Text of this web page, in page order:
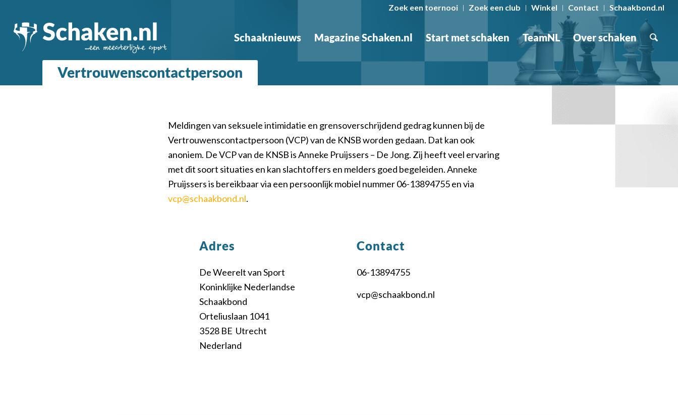
Zoek een toernooi Zoek een club Winkel Contact Schaakbond.nl
Schaaknieuws Magazine Schaken.nl Start met schaken TeamNL Over schaken
Vertrouwenscontactpersoon
Meldingen van seksuele intimidatie en grensoverschrijdend gedrag kunnen bij de
Vertrouwenscontactpersoon (VCP) van de KNSB worden gedaan. Dat kan ook
anoniem. De VCP van de KNSB is Anneke Pruijssers – De Jong. Zij heeft veel ervaring
met dit soort situaties en kan slachtoffers en melders goed begeleiden. Anneke
Pruijssers is bereikbaar via een persoonlijk mobiel nummer 06-13894755 en via
vcp@schaakbond.nl.
Adres
De Weerelt van Sport
Koninklijke Nederlandse
Schaakbond
Orteliuslaan 1041
3528 BE Utrecht
Nederland
Contact
06-13894755
vcp@schaakbond.nl